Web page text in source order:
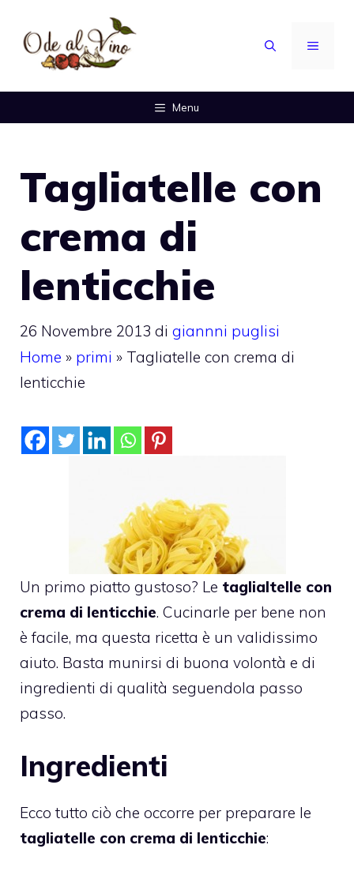
contenuto
MENU
Menu
Tagliatelle con
crema di
lenticchie
26 Novembre 2013 di giannni puglisi
Home » primi » Tagliatelle con crema di
lenticchie
Un primo piatto gustoso? Le taglialtelle con
crema di lenticchie. Cucinarle per bene non
è facile, ma questa ricetta è un validissimo
aiuto. Basta munirsi di buona volontà e di
ingredienti di qualità seguendola passo
passo.
Ingredienti
Ecco tutto ciò che occorre per preparare le
tagliatelle con crema di lenticchie: